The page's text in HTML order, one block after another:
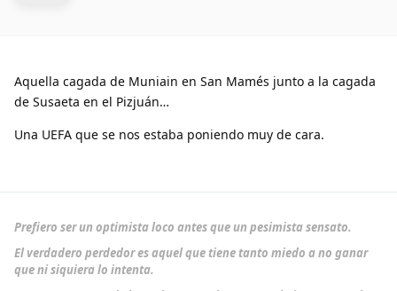
Aquella cagada de Muniain en San Mamés junto a la cagada
de Susaeta en el Pizjuán…
Una UEFA que se nos estaba poniendo muy de cara.
Prefiero ser un optimista loco antes que un pesimista sensato.
El verdadero perdedor es aquel que tiene tanto miedo a no ganar
que ni siquiera lo intenta.